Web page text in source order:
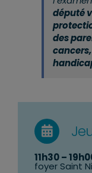
député
des
11h30 –
foyer Saint